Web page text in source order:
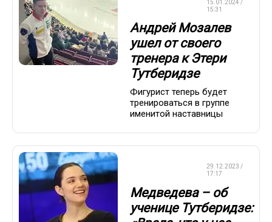
15.01.2024 /
15:31
Андрей Мозалев
ушел от своего
тренера к Этери
Тутберидзе
Фигурист теперь будет
тренироваться в группе
именитой наставницы
29.12.2023 /
17:17
Медведева – об
ученице Тутберидзе: